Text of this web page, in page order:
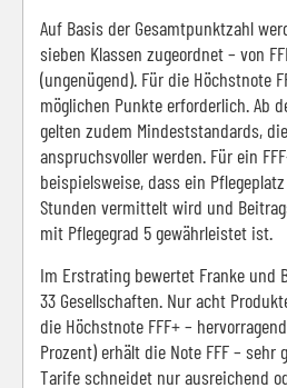
Auf Basis der Gesamtpunktzahl
sieben Klassen zugeordnet – von
(ungenügend). Für die Höchstnote
möglichen Punkte erforderlich. Ab
gelten zudem Mindeststandards,
anspruchsvoller werden. Für ein
beispielsweise, dass ein
Stunden vermittelt wird und
mit Pflegegrad 5 gewährleistet ist.
Im Erstrating bewertet Franke und
33 Gesellschaften. Nur acht
die Höchstnote FFF+ –
Prozent) erhält die Note FFF – sehr
Tarife schneidet nur ausreichend